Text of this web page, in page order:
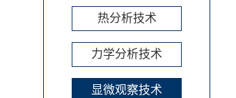
热分析技术
力学分析技术
显微观察技术